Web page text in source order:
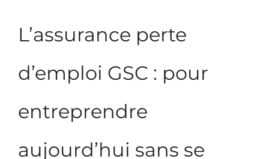
L’assurance perte
d’emploi GSC : pour
entreprendre
aujourd’hui sans se